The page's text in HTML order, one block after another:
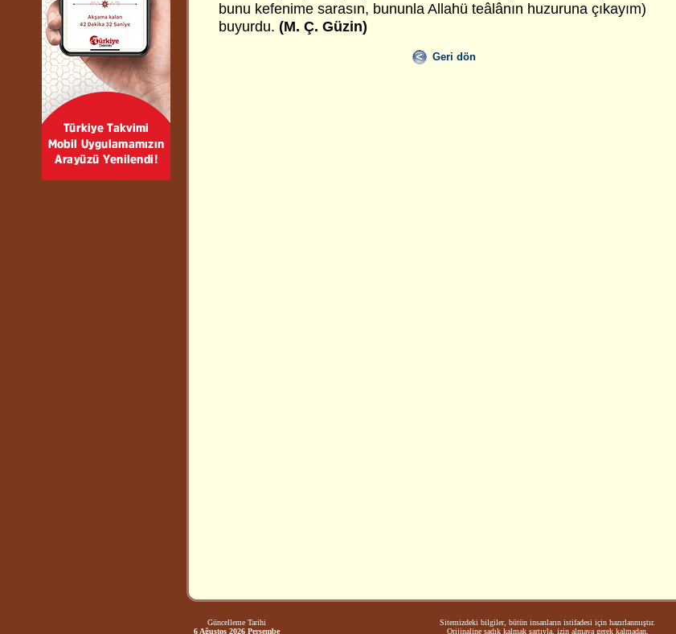
bunu kefenime sarasın, bununla Allahü teâlânın huzuruna çıkayım)
buyurdu. (M. Ç. Güzin)
Geri dön
Güncelleme Tarihi
6 Ağustos 2026 Perşembe
Sitemizdeki bilgiler, bütün insanların istifadesi için hazırlanmıştır.
Orijinaline sadık kalmak şartıyla, izin almaya gerek kalmadan,